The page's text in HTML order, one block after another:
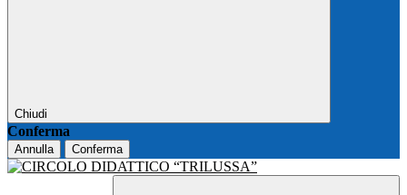
Chiudi
Conferma
Annulla Conferma